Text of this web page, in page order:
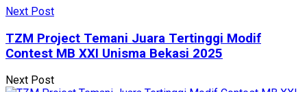
Next Post
TZM Project Temani Juara Tertinggi Modif
Contest MB XXI Unisma Bekasi 2025
Next Post